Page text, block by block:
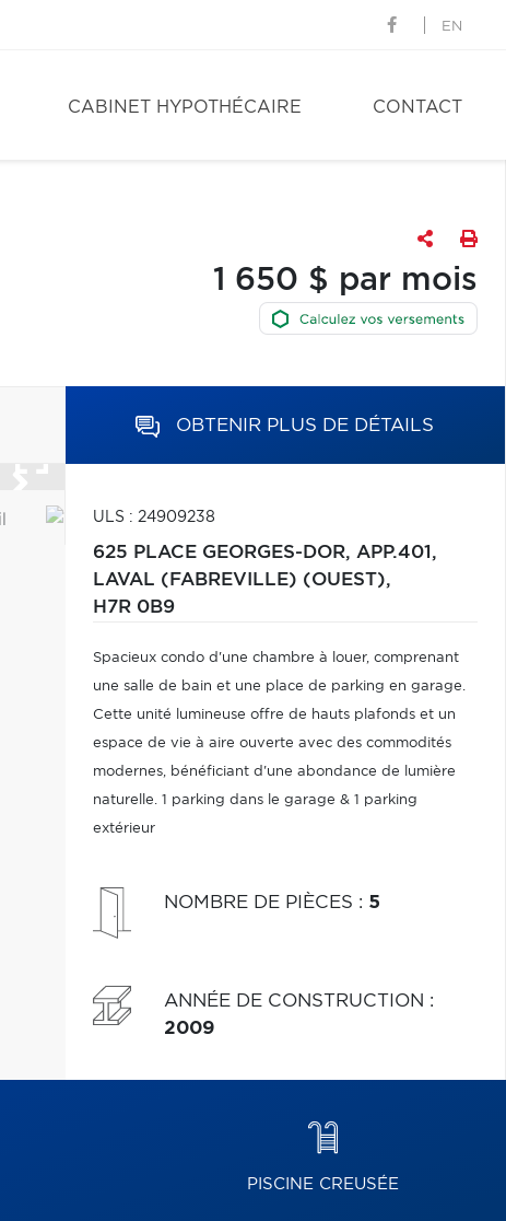
EN
CABINET HYPOTHÉCAIRE CONTACT
1 650 $ par mois
OBTENIR PLUS DE DÉTAILS
ULS : 24909238
625 PLACE GEORGES-DOR, APP.401,
LAVAL (FABREVILLE) (OUEST),
H7R 0B9
Spacieux condo d'une chambre à louer, comprenant
une salle de bain et une place de parking en garage.
Cette unité lumineuse offre de hauts plafonds et un
espace de vie à aire ouverte avec des commodités
modernes, bénéficiant d'une abondance de lumière
naturelle. 1 parking dans le garage & 1 parking
extérieur
NOMBRE DE PIÈCES : 5
ANNÉE DE CONSTRUCTION :
2009
PISCINE CREUSÉE